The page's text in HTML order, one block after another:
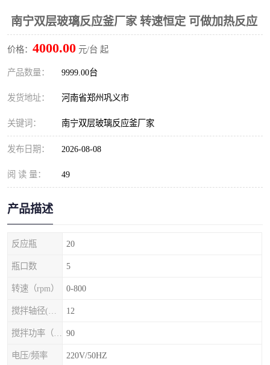
南宁双层玻璃反应釜厂家 转速恒定 可做加热反应
价格： 4000.00 元/台 起
产品数量： 9999.00台
发货地址： 河南省郑州巩义市
关键词： 南宁双层玻璃反应釜厂家
发布日期： 2026-08-08
阅 读 量： 49
产品描述
反应瓶 20
瓶口数 5
转速（rpm） 0-800
12
90
电压/频率 220V/50HZ